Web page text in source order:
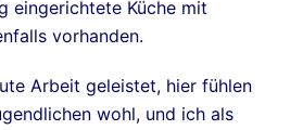
eingerichtete Küche mit
vorhanden.
Arbeit geleistet, hier fühlen
wohl, und ich als